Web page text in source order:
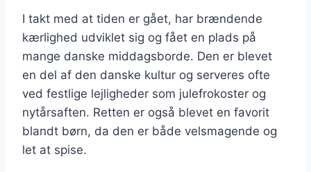
I takt med at tiden er gået, har brændende
kærlighed udviklet sig og fået en plads på
mange danske middagsborde. Den er blevet
en del af den danske kultur og serveres ofte
ved festlige lejligheder som julefrokoster og
nytårsaften. Retten er også blevet en favorit
blandt børn, da den er både velsmagende og
let at spise.